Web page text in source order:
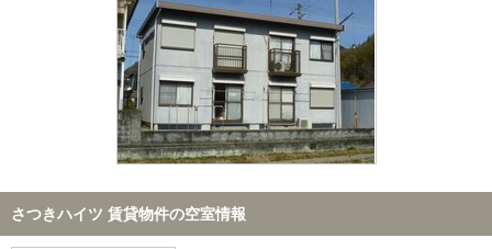
不動産会社から
TOP
さつきハイツ 賃貸物件の空室情報